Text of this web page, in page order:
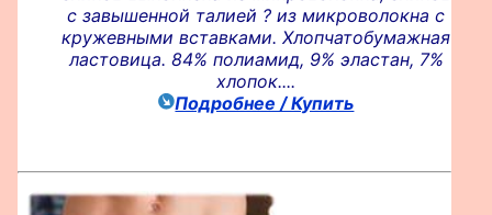
с завышенной талией ? из микроволокна с
кружевными вставками. Хлопчатобумажная
ластовица. 84% полиамид, 9% эластан, 7%
хлопок....
Подробнее / Купить